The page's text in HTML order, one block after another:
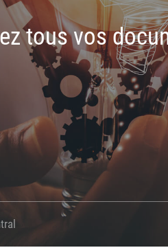
tous vos